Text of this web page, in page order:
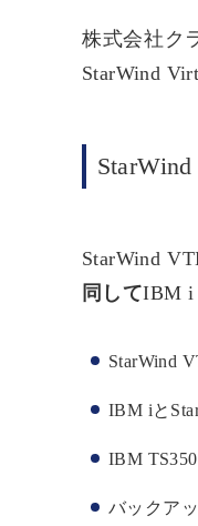
株式会社ク
StarWind
StarWind
同してIBM i
StarWind
IBM iと
IBM
バックア